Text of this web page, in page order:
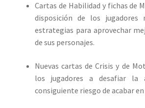
Cartas de Habilidad y fichas de
disposición de los jugadores
estrategias para aprovechar
de sus personajes.
Nuevas cartas de Crisis y de
los jugadores a desafiar la
consiguiente riesgo de acabar en